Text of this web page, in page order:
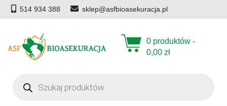
514 934 388 sklep@asfbioasekuracja.pl
0 produktów -
0,00 zł
produktów